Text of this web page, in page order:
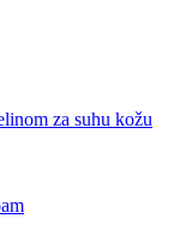
za suhu kožu